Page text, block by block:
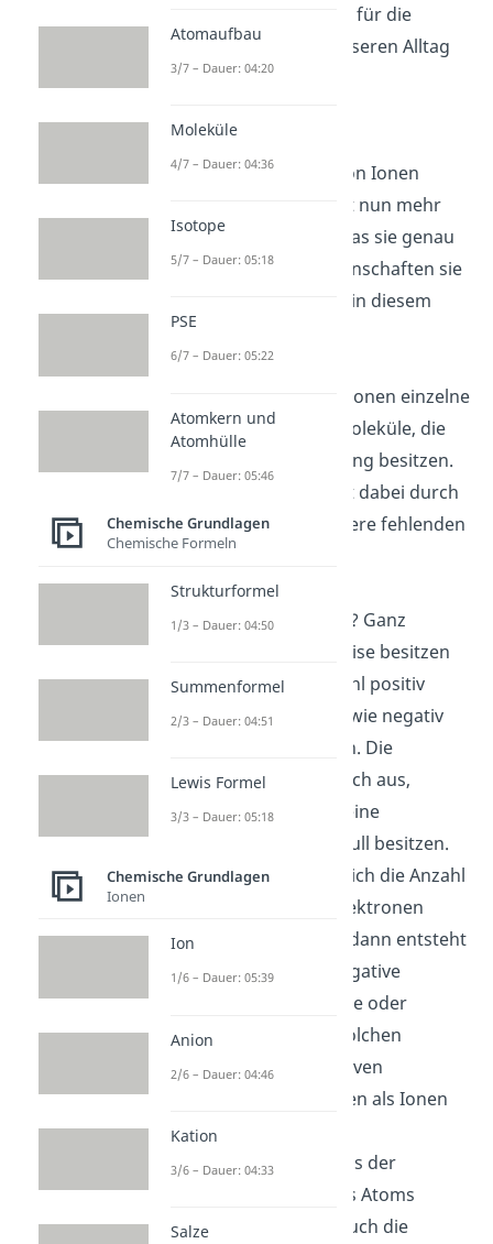
warum sie so wichtig für die
Wissenschaft und unseren Alltag
sind.
VIDEOTRANSKRIPT
Hast du schon mal von Ionen
gehört und möchtest nun mehr
über sie erfahren? Was sie genau
sind und welche Eigenschaften sie
haben zeigen wir dir in diesem
Video.
Ion einfach erklärt
Einfach gesagt, sind Ionen einzelne
Atome oder ganze Moleküle, die
eine elektrische Ladung besitzen.
Diese Ladung kommt dabei durch
ein oder durch mehrere fehlenden
Elektronen zustande.
Was ist ein Ion?
Was genau heißt das? Ganz
einfach: Normalerweise besitzen
Atome dieselbe Anzahl positiv
geladener Protonen wie negativ
geladener Elektronen. Die
Ladungen gleichen sich aus,
wodurch die Atome eine
Gesamtladung von null besitzen.
Anders ist es, wenn sich die Anzahl
von Protonen und Elektronen
unterscheidet, denn dann entsteht
eine positive oder negative
Gesamtladung. Atome oder
Moleküle mit einer solchen
positiven oder negativen
Gesamtladung werden als Ionen
bezeichnet.
Wenn ein Elektron aus der
Elektronenhülle eines Atoms
entfernt wird, wird auch die
Atomaufbau
3/7 – Dauer: 04:20
Moleküle
4/7 – Dauer: 04:36
Isotope
5/7 – Dauer: 05:18
PSE
6/7 – Dauer: 05:22
Atomkern und
Atomhülle
7/7 – Dauer: 05:46
Chemische Grundlagen
Chemische Formeln
Strukturformel
1/3 – Dauer: 04:50
Summenformel
2/3 – Dauer: 04:51
Lewis Formel
3/3 – Dauer: 05:18
Chemische Grundlagen
Ionen
Ion
1/6 – Dauer: 05:39
Anion
2/6 – Dauer: 04:46
Kation
3/6 – Dauer: 04:33
Salze